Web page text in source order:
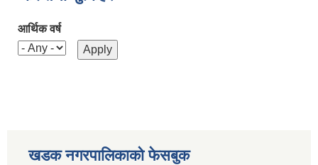
आर्थिक वर्ष
खडक नगरपालिकाको फेसबुक